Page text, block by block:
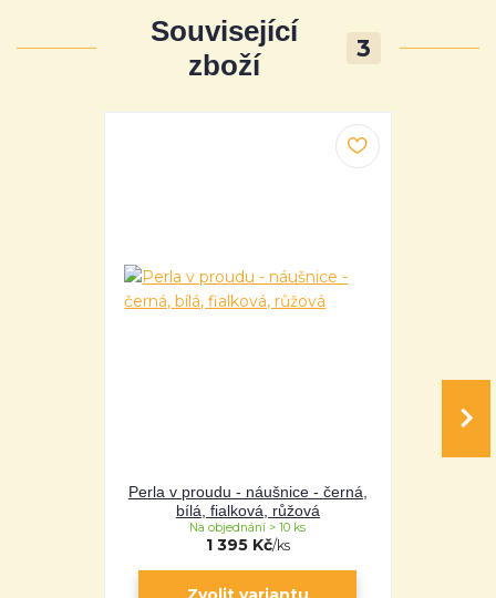
Související
zboží
3
Perla v proudu - náušnice - černá,
bílá, fialková, růžová
1 395 Kč/ks
Na objednání > 10 ks